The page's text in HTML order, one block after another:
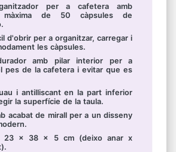
per a cafetera amb
màxima de 50 càpsules de
d'obrir per a organitzar, carregar i
les càpsules.
amb pilar interior per a
pes de la cafetera i evitar que es
i antilliscant en la part inferior
la superfície de la taula.
acabat de mirall per a un disseny
23 x 38 x 5 cm (deixo anar x